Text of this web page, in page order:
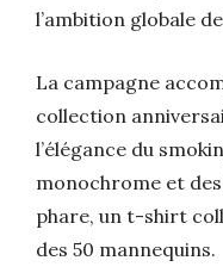
l’ambition globale
La campagne
collection
l’élégance du
monochrome et
phare, un t-shirt
des 50 mannequins.